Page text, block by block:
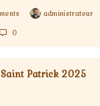
administrateur
0
Patrick 2025